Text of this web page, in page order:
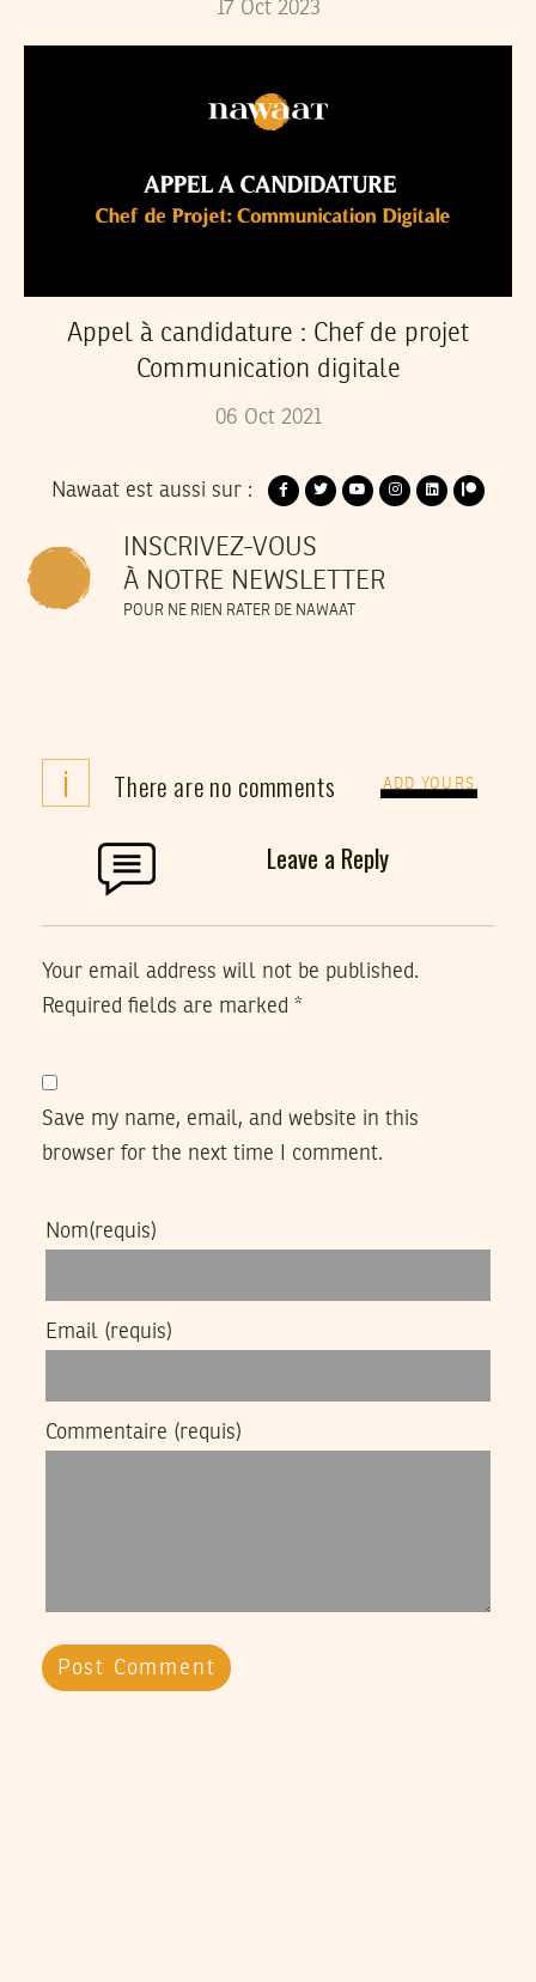
17 Oct 2023
Appel à candidature : Chef de projet
Communication digitale
06 Oct 2021
Nawaat est aussi sur :
INSCRIVEZ-VOUS
À NOTRE NEWSLETTER
POUR NE RIEN RATER DE NAWAAT
i There are no comments ADD YOURS
Leave a Reply
Your email address will not be published.
Required fields are marked *
Save my name, email, and website in this
browser for the next time I comment.
Nom(requis)
Email (requis)
Commentaire (requis)